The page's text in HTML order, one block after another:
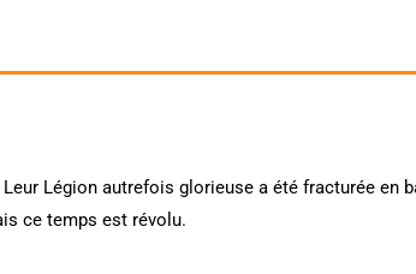
Légion autrefois glorieuse a été fracturée en
ce temps est révolu.